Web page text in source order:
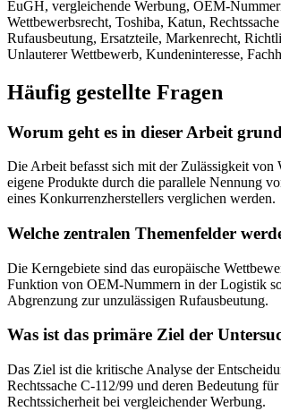
EuGH, vergleichende Werbung, OEM-
Wettbewerbsrecht, Toshiba, Katun,
Rufausbeutung, Ersatzteile, Markenrecht,
Unlauterer Wettbewerb, Kundeninteresse,
Häufig gestellte Fragen
Worum geht es in dieser Arbeit
Die Arbeit befasst sich mit der Zulässigkeit von
eigene Produkte durch die parallele Nennung
eines Konkurrenzherstellers verglichen werden.
Welche zentralen Themenfelder
Die Kerngebiete sind das europäische
Funktion von OEM-Nummern in der Logistik
Abgrenzung zur unzulässigen Rufausbeutung.
Was ist das primäre Ziel der
Das Ziel ist die kritische Analyse der
Rechtssache C-112/99 und deren Bedeutung
Rechtssicherheit bei vergleichender Werbung.